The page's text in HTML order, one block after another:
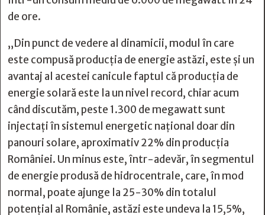
de ore.
„Din punct de vedere al dinamicii, modul în care
este compusă producţia de energie astăzi, este şi un
avantaj al acestei canicule faptul că producţia de
energie solară este la un nivel record, chiar acum
când discutăm, peste 1.300 de megawatt sunt
injectaţi în sistemul energetic naţional doar din
panouri solare, aproximativ 22% din producţia
României. Un minus este, într-adevăr, în segmentul
de energie produsă de hidrocentrale, care, în mod
normal, poate ajunge la 25-30% din totalul
potenţial al Românie, astăzi este undeva la 15,5%,